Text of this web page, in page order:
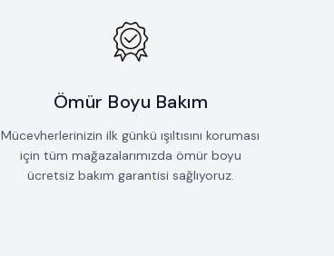
Ömür Boyu Bakım
Mücevherlerinizin ilk günkü ışıltısını koruması
için tüm mağazalarımızda ömür boyu
ücretsiz bakım garantisi sağlıyoruz.